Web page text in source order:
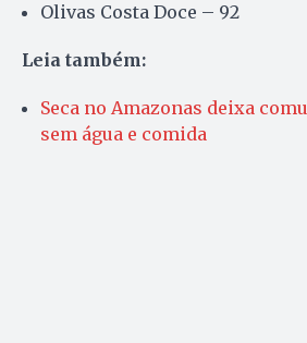
Olivas Costa Doce – 92
Leia também:
Seca no Amazonas deixa
sem água e comida